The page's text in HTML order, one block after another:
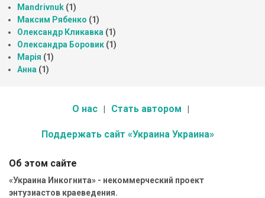
Mandrivnuk (1)
Максим Рябенко (1)
Олександр Кликавка (1)
Олександра Боровик (1)
Марія (1)
Анна (1)
О нас Стать автором
Поддержать сайт «Украина Украина»
Об этом сайте
«Украина Инкогнита» - некоммерческий проект
энтузиастов краеведения.